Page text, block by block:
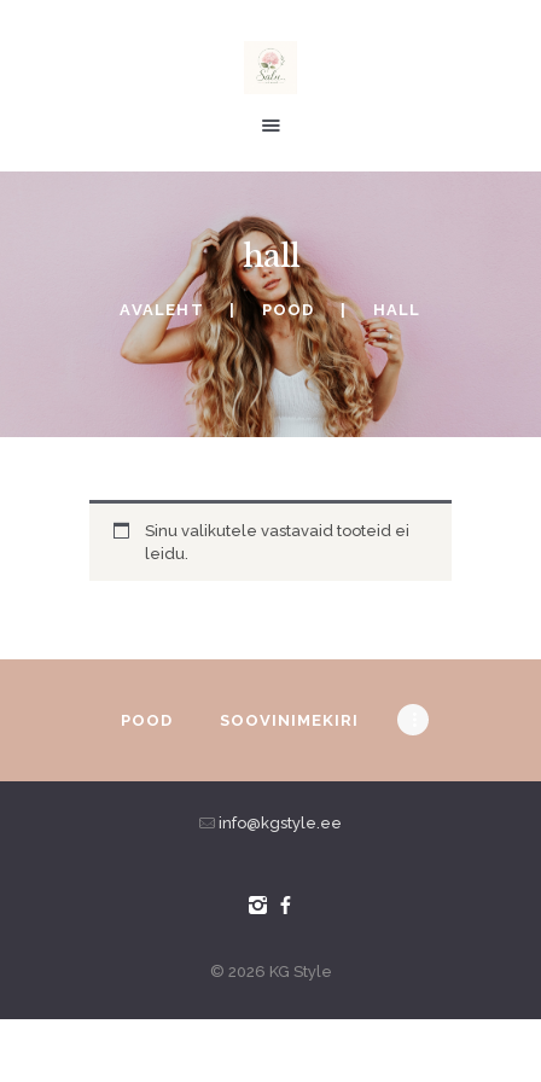
hall
AVALEHT POOD HALL
salu taimed
TELLIMINE
SOOVINIMEKIRI
Sinu valikutele vastavaid tooteid ei
leidu.
POOD SOOVINIMEKIRI
info@kgstyle.ee
© 2026 KG Style